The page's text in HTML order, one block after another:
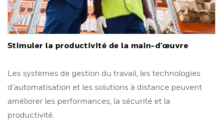
Stimuler la productivité de la main-d’œuvre
Les systèmes de gestion du travail, les technologies
d'automatisation et les solutions à distance peuvent
améliorer les performances, la sécurité et la
productivité.